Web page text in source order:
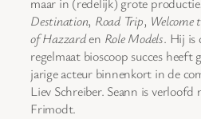
maar in (redelijk) grote
Destination, Road Trip, Welcome
of Hazzarden Role Models. Hij is
regelmaat bioscoop succes heeft
jarige acteur binnenkort in de
Liev Schreiber. Seann is
Frimodt.